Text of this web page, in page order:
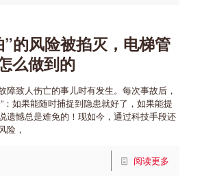
的风险被掐灭，电梯管
么做到的
障致人伤亡的事儿时有发生。每次事故后，
：如果能随时捕捉到隐患就好了，如果能提
憾总是难免的！现如今，通过科技手段还
险，
阅读更多